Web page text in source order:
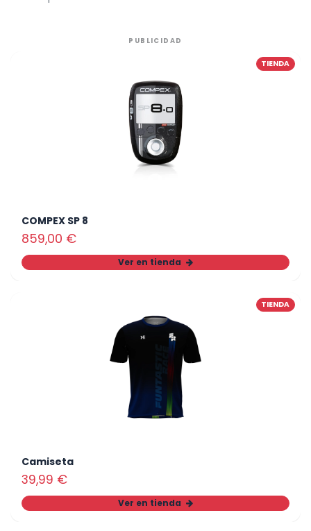
PUBLICIDAD
TIENDA
COMPEX SP 8
859,00 €
Ver en tienda
TIENDA
Camiseta
39,99 €
Ver en tienda